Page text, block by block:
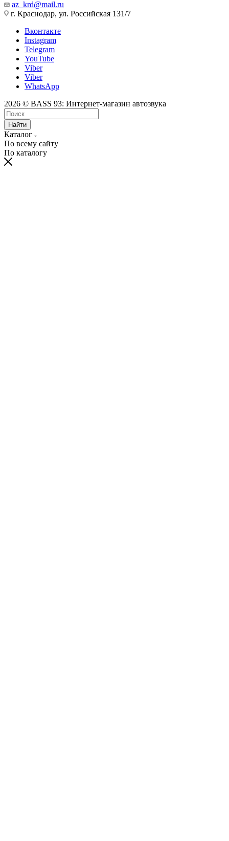
az_krd@mail.ru
г. Краснодар, ул. Российская 131/7
Вконтакте
Instagram
Telegram
YouTube
Viber
Viber
WhatsApp
2026 © BASS 93: Интернет-магазин автозвука
Найти
Каталог
По всему сайту
По каталогу